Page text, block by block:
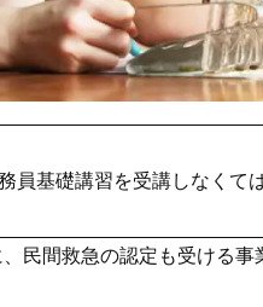
員基礎講習を受講しなくて
民間救急の認定も受ける